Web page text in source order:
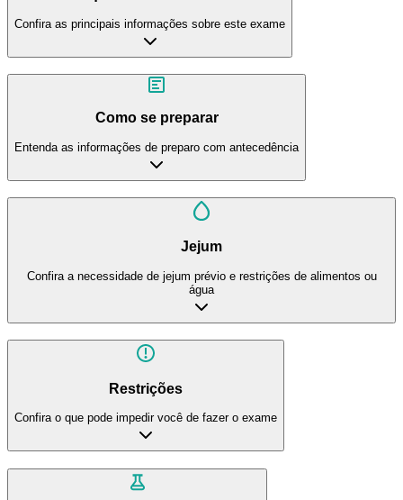
Confira as principais informações sobre este exame
Como se preparar
Entenda as informações de preparo com antecedência
Jejum
Confira a necessidade de jejum prévio e restrições de alimentos ou
água
Restrições
Confira o que pode impedir você de fazer o exame